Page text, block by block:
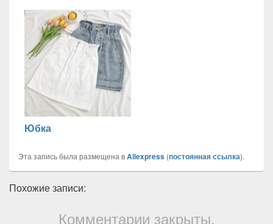
Юбка
Эта запись была размещена вAliexpress (постоянная ссылка).
Похожие записи:
Комментарии закрыты.